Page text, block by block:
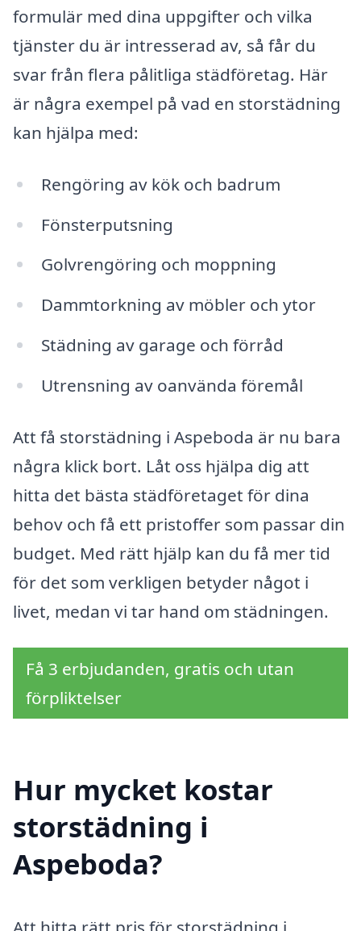
formulär med dina uppgifter och vilka
tjänster du är intresserad av, så får du
svar från flera pålitliga städföretag. Här
är några exempel på vad en storstädning
kan hjälpa med:
Rengöring av kök och badrum
Fönsterputsning
Golvrengöring och moppning
Dammtorkning av möbler och ytor
Städning av garage och förråd
Utrensning av oanvända föremål
Att få storstädning i Aspeboda är nu bara
några klick bort. Låt oss hjälpa dig att
hitta det bästa städföretaget för dina
behov och få ett pristoffer som passar din
budget. Med rätt hjälp kan du få mer tid
för det som verkligen betyder något i
livet, medan vi tar hand om städningen.
Få 3 erbjudanden, gratis och utan
förpliktelser
Hur mycket kostar
storstädning i
Aspeboda?